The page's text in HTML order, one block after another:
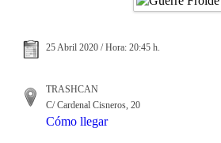
25 Abril 2020 / Hora: 20:45 h.
TRASHCAN
C/ Cardenal Cisneros, 20
Cómo llegar